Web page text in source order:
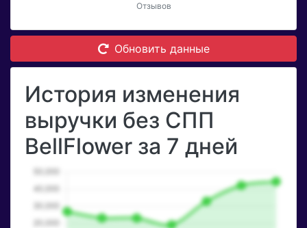
Отзывов
Обновить данные
История изменения
выручки без СПП
BellFlower за 7 дней